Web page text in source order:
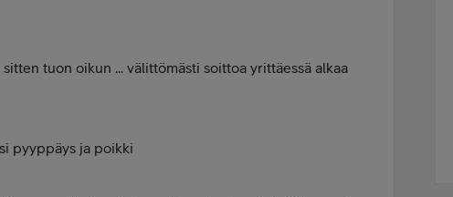
tuon oikun ... välittömästi soittoa yrittäessä alkaa
pyyppäys ja poikki